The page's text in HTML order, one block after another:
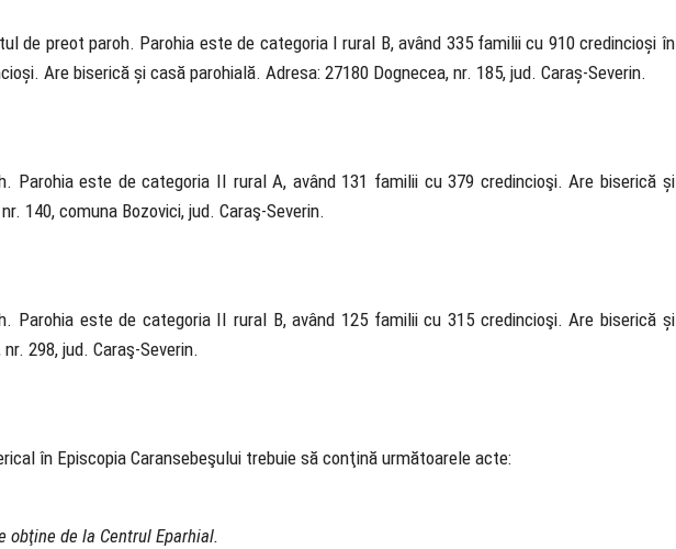
de preot paroh. Parohia este de categoria I rural B, având 335 familii cu 910 credincioși în
Are biserică și casă parohială. Adresa: 27180 Dognecea, nr. 185, jud. Caraș-Severin.
Parohia este de categoria II rural A, având 131 familii cu 379 credincioşi. Are biserică și
140, comuna Bozovici, jud. Caraş-Severin.
Parohia este de categoria II rural B, având 125 familii cu 315 credincioşi. Are biserică și
298, jud. Caraş-Severin.
în Episcopia Caransebeşului trebuie să conţină următoarele acte:
de la Centrul Eparhial.